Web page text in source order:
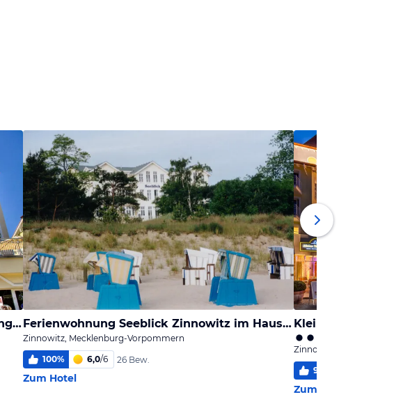
Haus Seeblick Hotel Garni & Ferienwohnungen Ferienwohnung Seeblick Zinnowitz im Haus Seeblick 3.OG
Zinnowitz, Mecklenburg-Vorpommern
100% 6,0/6 26 Bew.
Zum Hotel
Kleine
Zinnowitz, Mecklenburg-
93
Zum Hotel